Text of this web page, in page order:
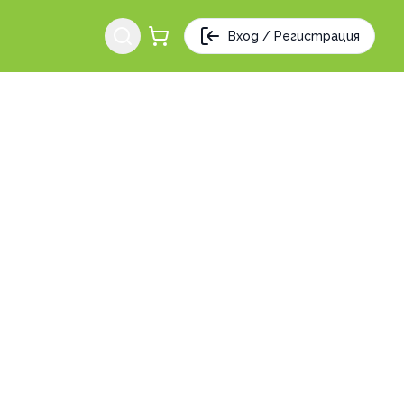
Вход / Регистрация